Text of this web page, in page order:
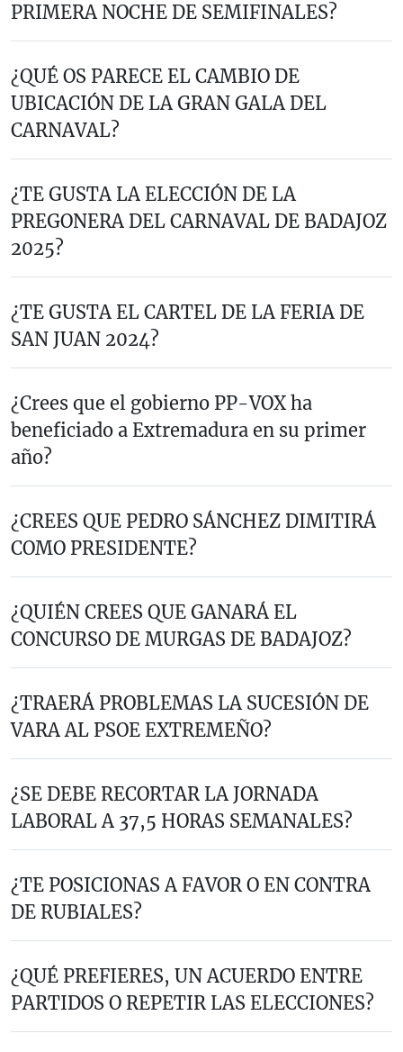
PRIMERA NOCHE DE SEMIFINALES?
¿QUÉ OS PARECE EL CAMBIO DE
UBICACIÓN DE LA GRAN GALA DEL
CARNAVAL?
¿TE GUSTA LA ELECCIÓN DE LA
PREGONERA DEL CARNAVAL DE BADAJOZ
2025?
¿TE GUSTA EL CARTEL DE LA FERIA DE
SAN JUAN 2024?
¿Crees que el gobierno PP-VOX ha
beneficiado a Extremadura en su primer
año?
¿CREES QUE PEDRO SÁNCHEZ DIMITIRÁ
COMO PRESIDENTE?
¿QUIÉN CREES QUE GANARÁ EL
CONCURSO DE MURGAS DE BADAJOZ?
¿TRAERÁ PROBLEMAS LA SUCESIÓN DE
VARA AL PSOE EXTREMEÑO?
¿SE DEBE RECORTAR LA JORNADA
LABORAL A 37,5 HORAS SEMANALES?
¿TE POSICIONAS A FAVOR O EN CONTRA
DE RUBIALES?
¿QUÉ PREFIERES, UN ACUERDO ENTRE
PARTIDOS O REPETIR LAS ELECCIONES?